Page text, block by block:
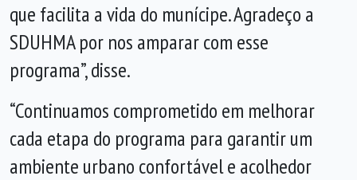
que facilita a vida do munícipe. Agradeço a
SDUHMA por nos amparar com esse
programa”, disse.
“Continuamos comprometido em melhorar
cada etapa do programa para garantir um
ambiente urbano confortável e acolhedor